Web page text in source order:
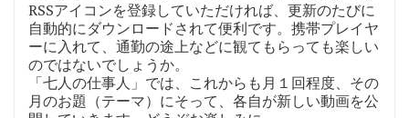
RSSアイコンを登録していただければ、更新のたびに
自動的にダウンロードされて便利です。携帯プレイヤ
ーに入れて、通勤の途上などに観てもらっても楽しい
のではないでしょうか。
「七人の仕事人」では、これからも月１回程度、その
月のお題（テーマ）にそって、各自が新しい動画を公